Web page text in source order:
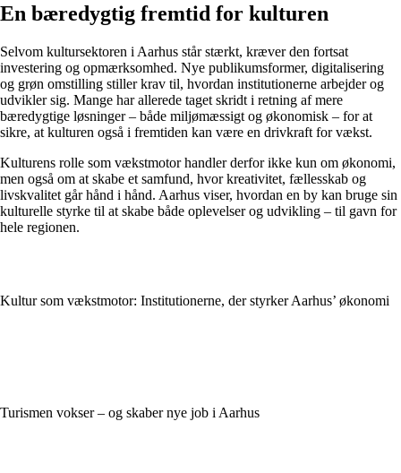
En bæredygtig fremtid for kulturen
Selvom kultursektoren i Aarhus står stærkt, kræver den fortsat
investering og opmærksomhed. Nye publikumsformer, digitalisering
og grøn omstilling stiller krav til, hvordan institutionerne arbejder og
udvikler sig. Mange har allerede taget skridt i retning af mere
bæredygtige løsninger – både miljømæssigt og økonomisk – for at
sikre, at kulturen også i fremtiden kan være en drivkraft for vækst.
Kulturens rolle som vækstmotor handler derfor ikke kun om økonomi,
men også om at skabe et samfund, hvor kreativitet, fællesskab og
livskvalitet går hånd i hånd. Aarhus viser, hvordan en by kan bruge sin
kulturelle styrke til at skabe både oplevelser og udvikling – til gavn for
hele regionen.
Kultur som vækstmotor: Institutionerne, der styrker Aarhus’ økonomi
Turismen vokser – og skaber nye job i Aarhus